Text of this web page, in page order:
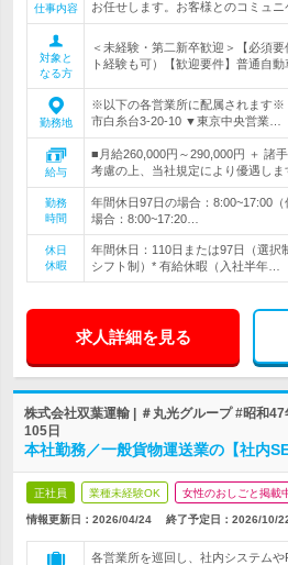
仕事内容
お任せします。お客様とのコミュニ
対象と
なる方
＜未経験・第二新卒歓迎＞【必須
ト経験も可）【歓迎要件】普通自
勤務地
※以下の各営業所に配属されます
市白糸台3-20-10 ▼東京中央営業…
給与
■月給260,000円～290,000円 ＋ 諸
考慮の上、当社規定により優遇し
勤務
時間
年間休日97日の場合：8:00~17:00
場合：8:00~17:20…
休日
休暇
年間休日：110日または97日（選択
シフト制）* 有給休暇（入社半年…
求人詳細を見る
株式会社双葉運輸 | ＃丸光グループ #昭和
105日
本社勤務／一般貨物運送業の【社内
正社員 業種未経験OK 女性のおしごと掲載
情報更新日：2026/04/24 終了予定日： 2026/10/
各営業所を巡回し、社内システム